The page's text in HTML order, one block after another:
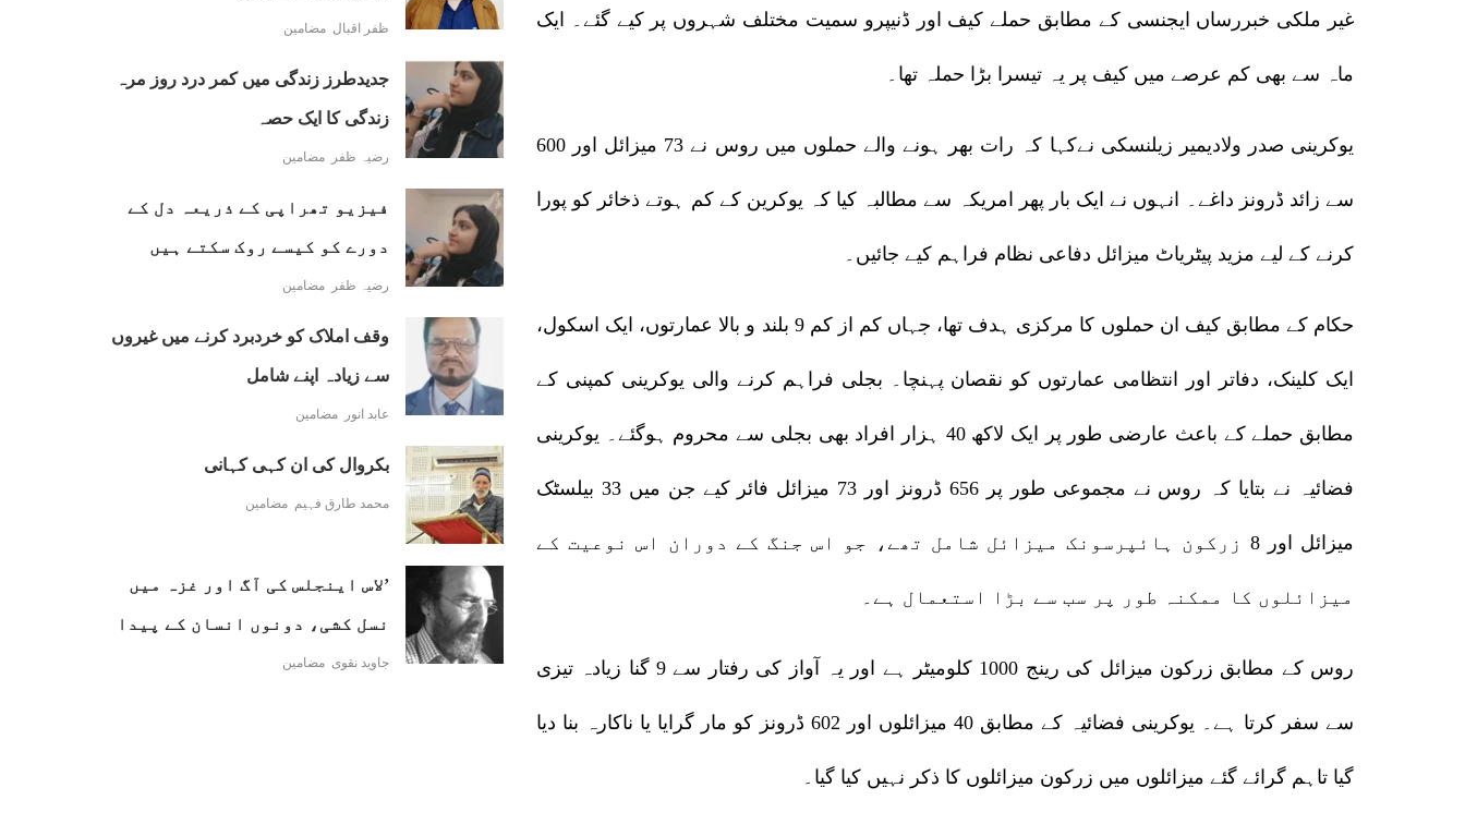
غیر ملکی خبررساں ایجنسی کے مطابق حملے کیف اور ڈنیپرو سمیت مختلف شہروں پر کیے گئے۔ ایک
ماہ سے بھی کم عرصے میں کیف پر یہ تیسرا بڑا حملہ تھا۔
یوکرینی صدر ولادیمیر زیلنسکی نےکہا کہ رات بھر ہونے والے حملوں میں روس نے 73 میزائل اور 600
سے زائد ڈرونز داغے۔ انہوں نے ایک بار پھر امریکہ سے مطالبہ کیا کہ یوکرین کے کم ہوتے ذخائر کو پورا
کرنے کے لیے مزید پیٹریاٹ میزائل دفاعی نظام فراہم کیے جائیں۔
حکام کے مطابق کیف ان حملوں کا مرکزی ہدف تھا، جہاں کم از کم 9 بلند و بالا عمارتوں، ایک اسکول،
ایک کلینک، دفاتر اور انتظامی عمارتوں کو نقصان پہنچا۔ بجلی فراہم کرنے والی یوکرینی کمپنی کے
مطابق حملے کے باعث عارضی طور پر ایک لاکھ 40 ہزار افراد بھی بجلی سے محروم ہوگئے۔ یوکرینی
فضائیہ نے بتایا کہ روس نے مجموعی طور پر 656 ڈرونز اور 73 میزائل فائر کیے جن میں 33 بیلسٹک
میزائل اور 8 زرکون ہائپرسونک میزائل شامل تھے، جو اس جنگ کے دوران اس نوعیت کے
میزائلوں کا ممکنہ طور پر سب سے بڑا استعمال ہے۔
روس کے مطابق زرکون میزائل کی رینج 1000 کلومیٹر ہے اور یہ آواز کی رفتار سے 9 گنا زیادہ تیزی
سے سفر کرتا ہے۔ یوکرینی فضائیہ کے مطابق 40 میزائلوں اور 602 ڈرونز کو مار گرایا یا ناکارہ بنا دیا
گیا تاہم گرائے گئے میزائلوں میں زرکون میزائلوں کا ذکر نہیں کیا گیا۔
ظفر اقبال مضامین
جدیدطرز زندگی میں کمر درد روز مرہ
زندگی کا ایک حصہ
رضیہ ظفر مضامین
فیزیو تھراپی کے ذریعہ دل کے
دورے کو کیسے روک سکتے ہیں
رضیہ ظفر مضامین
وقف املاک کو خردبرد کرنے میں غیروں
سے زیادہ اپنے شامل
عابد انور مضامین
بکروال کی ان کہی کہانی
محمد طارق فہیم مضامین
’لاس اینجلس کی آگ اور غزہ میں
نسل کشی، دونوں انسان کے پیدا
کردہ المیے ہیں‘
جاوید نقوی مضامین